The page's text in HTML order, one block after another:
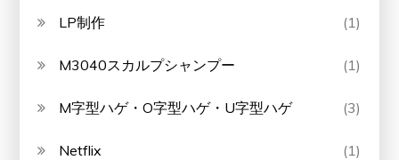
LP制作 (1)
M3040スカルプシャンプー (1)
M字型ハゲ・O字型ハゲ・U字型ハゲ (3)
Netflix (1)